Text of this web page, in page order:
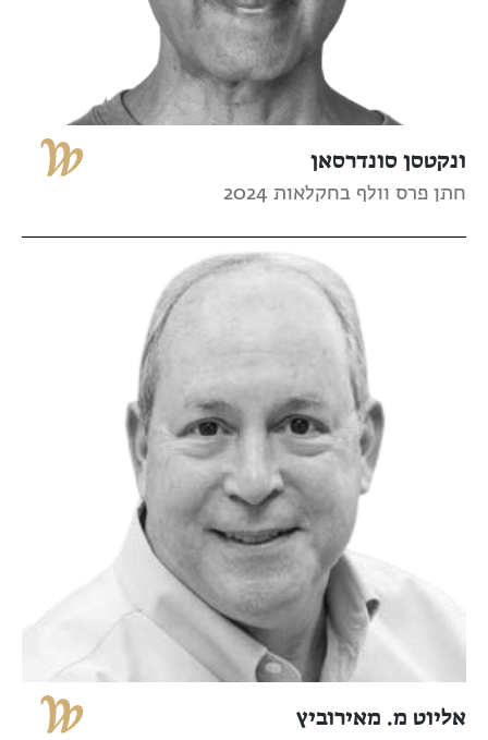
ונקטסן סונדרסאן
חתן פרס וולף בחקלאות 2024
אליוט מ. מאירוביץ